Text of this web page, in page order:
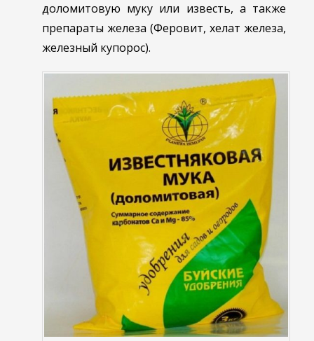
доломитовую муку или известь, а также
препараты железа (Феровит, хелат железа,
железный купорос).